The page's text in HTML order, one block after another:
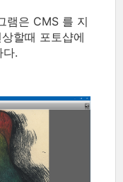
램은 CMS 를 지
할때 포토샵에
다.